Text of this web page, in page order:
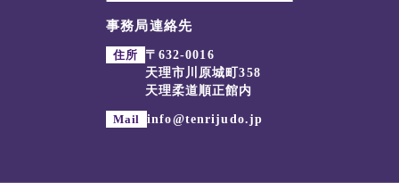
事務局連絡先
住所
〒632-0016
天理市川原城町358
天理柔道順正館内
Mail info@tenrijudo.jp